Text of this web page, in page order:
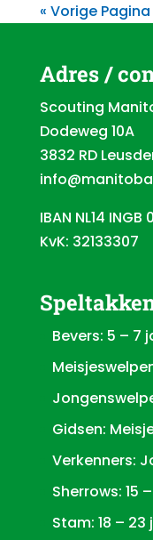
« Vorige Pagina
Adres /
Scouting
Dodeweg 10A
3832 RD
IBAN NL14
KvK: 32133307
Bevers: 5 – 7
Gidsen:
Verkenners:
Sherrows: 15
Stam: 18 – 23